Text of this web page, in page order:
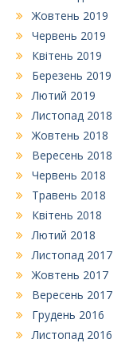
Жовтень 2019
Червень 2019
Квітень 2019
Березень 2019
Лютий 2019
Листопад 2018
Жовтень 2018
Вересень 2018
Червень 2018
Травень 2018
Квітень 2018
Лютий 2018
Листопад 2017
Жовтень 2017
Вересень 2017
Грудень 2016
Листопад 2016